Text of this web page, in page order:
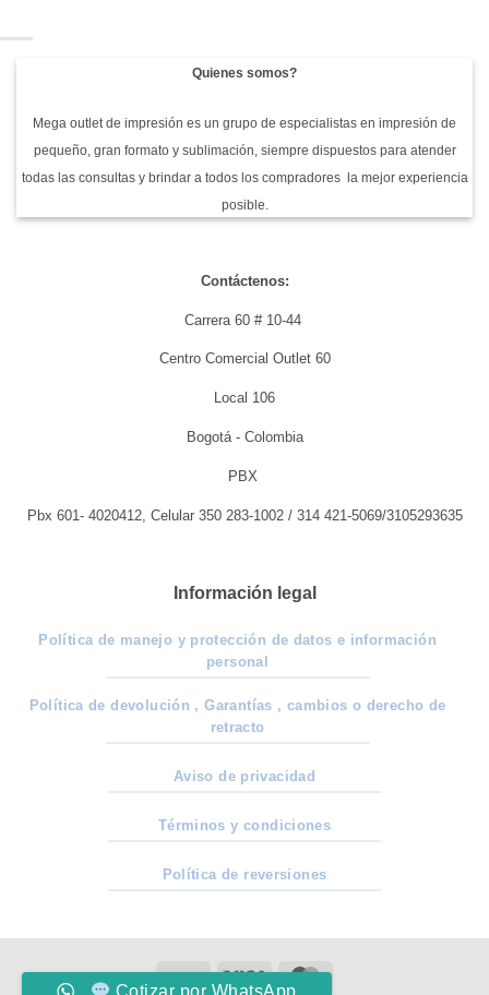
Quienes somos?
Mega outlet de impresión es un grupo de especialistas en impresión de
pequeño, gran formato y sublimación, siempre dispuestos para atender
todas las consultas y brindar a todos los compradores la mejor experiencia
posible.
Contáctenos:
Carrera 60 # 10-44
Centro Comercial Outlet 60
Local 106
Bogotá - Colombia
PBX
Pbx 601- 4020412, Celular 350 283-1002 / 314 421-5069/3105293635
Información legal
Política de manejo y protección de datos e información
personal
Política de devolución , Garantías , cambios o derecho de
retracto
Aviso de privacidad
Términos y condiciones
Política de reversiones
PayU Visa MasterCard
Cotizar por WhatsApp